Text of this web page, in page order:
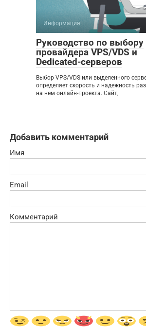
Информация
Руководство по выбору
провайдера VPS/VDS и
Dedicated-серверов
Выбор VPS/VDS или выделенного
определяет скорость и надежность
на нем онлайн-проекта. Сайт,
Добавить комментарий
Имя
Email
Комментарий